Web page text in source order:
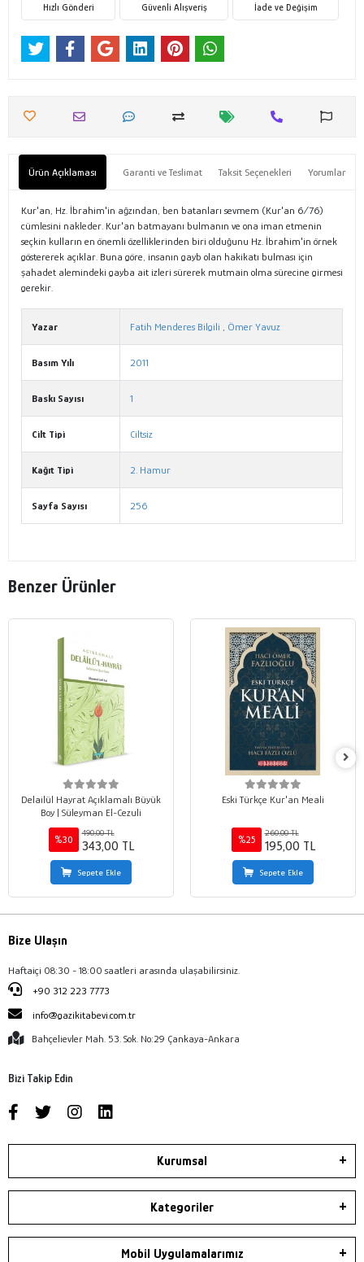
Hızlı Gönderi Güvenli Alışveriş İade ve Değişim
Ürün Açıklaması Garanti ve Teslimat Taksit Seçenekleri Yorumlar
Kur'an, Hz. İbrahim'in ağzından, ben batanları sevmem (Kur'an 6/76)
cümlesini nakleder. Kur'an batmayanı bulmanın ve ona iman etmenin
seçkin kulların en önemli özelliklerinden biri olduğunu Hz. İbrahim'in örnek
göstererek açıklar. Buna göre, insanın gayb olan hakikatı bulması için
şahadet alemindeki gayba ait izleri sürerek mutmain olma sürecine girmesi
gerekir.
Yazar Fatih Menderes Bilgili , Ömer Yavuz
Basım Yılı 2011
Baskı Sayısı 1
Cilt Tipi Ciltsiz
Kağıt Tipi 2. Hamur
Sayfa Sayısı 256
Benzer Ürünler
Delailül Hayrat Açıklamalı Büyük
Boy | Süleyman El-Cezuli
%30
490,00 TL
343,00 TL
Sepete Ekle
Eski Türkçe Kur'an Meali
%25
260,00 TL
195,00 TL
Sepete Ekle
Bize Ulaşın
Haftaiçi 08:30 - 18:00 saatleri arasında ulaşabilirsiniz.
+90 312 223 7773
info@gazikitabevi.com.tr
Bahçelievler Mah. 53. Sok. No:29 Çankaya-Ankara
Bizi Takip Edin
Kurumsal
Kategoriler
Mobil Uygulamalarımız